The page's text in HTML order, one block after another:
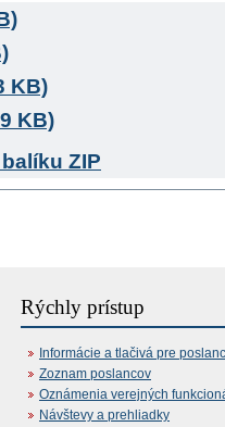
KB)
KB)
ZIP
Rýchly prístup
Informácie a tlačivá pre
Zoznam poslancov
Oznámenia verejných
Návštevy a prehliadky